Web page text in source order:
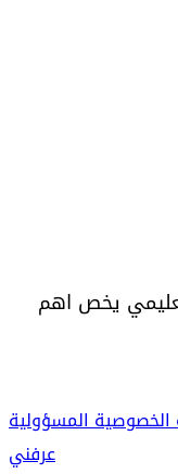
يخص اهم
المسؤولية
عرفني